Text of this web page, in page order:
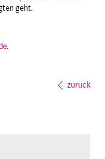
geht.
.
zurück